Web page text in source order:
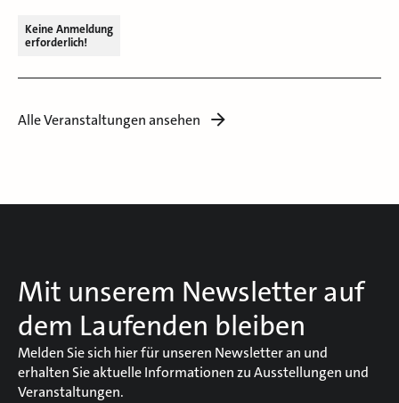
Keine Anmeldung
erforderlich!
Alle Veranstaltungen ansehen
Mit unserem Newsletter auf
dem Laufenden bleiben
Melden Sie sich hier für unseren Newsletter an und
erhalten Sie aktuelle Informationen zu Ausstellungen und
Veranstaltungen.